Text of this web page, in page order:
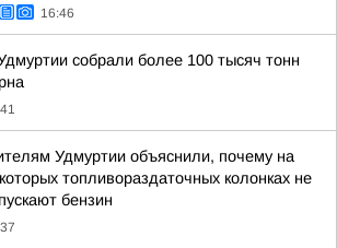
16:46
собрали более 100 тысяч тонн
Удмуртии объяснили, почему на
топливораздаточных колонках не
бензин